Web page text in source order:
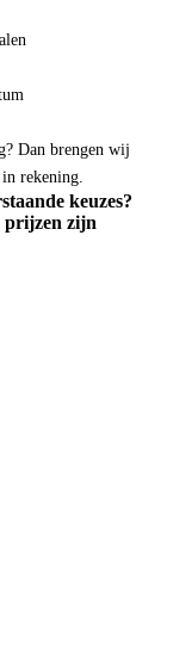
Dan brengen wij
rekening.
keuzes?
prijzen zijn